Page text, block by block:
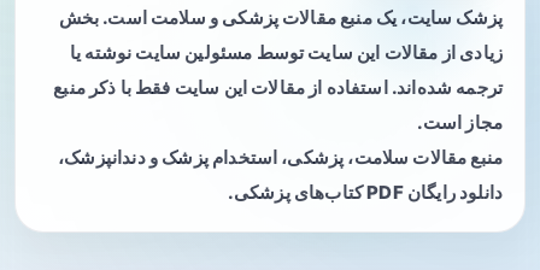
پزشک سایت، یک منبع مقالات پزشکی و سلامت است. بخش
زیادی از مقالات این سایت توسط مسئولین سایت نوشته یا
ترجمه شده‌اند. استفاده از مقالات این سایت فقط با ذکر منبع
مجاز است.
منبع مقالات سلامت، پزشکی، استخدام پزشک و دندانپزشک،
دانلود رایگان PDF کتاب‌های پزشکی.